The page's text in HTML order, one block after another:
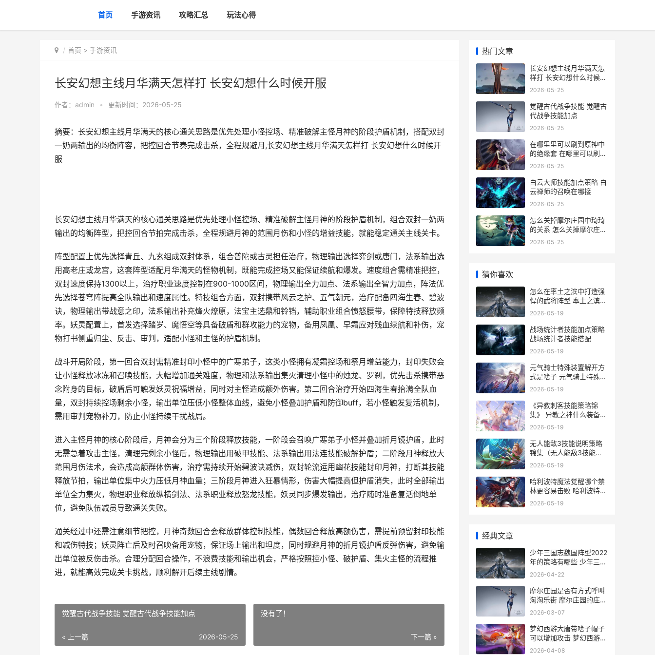
首页 手游资讯 攻略汇总 玩法心得
首页 > 手游资讯
长安幻想主线月华满天怎样打 长安幻想什么时候开服
作者： admin • 更新时间：2026-05-25
摘要：长安幻想主线月华满天的核心通关思路是优先处理小怪控场、精准破解主怪月神的阶段护盾机制，搭配双封
一奶两输出的均衡阵容，把控回合节奏完成击杀，全程规避月,长安幻想主线月华满天怎样打 长安幻想什么时候开
服
长安幻想主线月华满天的核心通关思路是优先处理小怪控场、精准破解主怪月神的阶段护盾机制，组合双封一奶两
输出的均衡阵型，把控回合节拍完成击杀，全程规避月神的范围月伤和小怪的增益技能，就能稳定通关主线关卡。
阵型配置上优先选择青丘、九玄组成双封体系，组合普陀或古灵担任治疗，物理输出选择弈剑或唐门，法系输出选
用高老庄或龙宫，这套阵型适配月华满天的怪物机制，既能完成控场又能保证续航和爆发。速度组合需精准把控，
双封速度保持1300以上，治疗职业速度控制在900-1000区间，物理输出全力加点、法系输出全智力加点，阵法优
先选择苍穹阵提高全队输出和速度属性。特技组合方面，双封携带风云之护、五气朝元，治疗配备四海生春、碧波
诀，物理输出带战意之印，法系输出补充烽火燎原，法宝主选鼎和铃铛，辅助职业组合愤怒腰带，保障特技释放频
率。妖灵配置上，首发选择踏岁、魔悟空等具备破盾和群攻能力的宠物，备用凤凰、早霜应对残血续航和补伤，宠
物打书侧重归尘、反击、审判，适配小怪和主怪的护盾机制。
战斗开局阶段，第一回合双封需精准封印小怪中的广寒弟子，这类小怪拥有凝霜控场和祭月增益能力，封印失败会
让小怪释放冰冻和召唤技能，大幅增加通关难度，物理和法系输出集火清理小怪中的烛龙、罗刹，优先击杀携带恶
念附身的目标，破盾后可触发妖灵祝福增益，同时对主怪造成额外伤害。第二回合治疗开始四海生春抬满全队血
量，双封持续控场剩余小怪，输出单位压低小怪整体血线，避免小怪叠加护盾和防御buff，若小怪触发复活机制，
需用审判宠物补刀，防止小怪持续干扰战局。
进入主怪月神的核心阶段后，月神会分为三个阶段释放技能，一阶段会召唤广寒弟子小怪并叠加折月镜护盾，此时
无需急着攻击主怪，清理完剩余小怪后，物理输出用破甲技能、法系输出用法连技能破解护盾；二阶段月神释放大
范围月伤法术，会造成高额群体伤害，治疗需持续开始碧波诀减伤，双封轮流运用幽花技能封印月神，打断其技能
释放节拍，输出单位集中火力压低月神血量；三阶段月神进入狂暴情形，伤害大幅提高但护盾消失，此时全部输出
单位全力集火，物理职业释放纵横剑法、法系职业释放怒龙技能，妖灵同步爆发输出，治疗随时准备复活倒地单
位，避免队伍减员导致通关失败。
通关经过中还需注意细节把控，月神奇数回合会释放群体控制技能，偶数回合释放高额伤害，需提前预留封印技能
和减伤特技；妖灵阵亡后及时召唤备用宠物，保证场上输出和坦度，同时规避月神的折月镜护盾反弹伤害，避免输
出单位被反伤击杀。合理分配回合操作，不浪费技能和输出机会，严格按照控小怪、破护盾、集火主怪的流程推
进，就能高效完成关卡挑战，顺利解开后续主线剧情。
觉醒古代战争技能 觉醒古代战争技能加点
« 上一篇 2026-05-25
没有了！
下一篇 »
热门文章
长安幻想主线月华满天怎
样打 长安幻想什么时候开
服
2026-05-25
觉醒古代战争技能 觉醒古
代战争技能加点
2026-05-25
在哪里里可以刷到原神中
的绝缘套 在哪里可以刷
pos机
2026-05-25
白云大师技能加点策略 白
云禅师的召唤在哪接
2026-05-25
怎么关掉摩尔庄园中琦琦
的关系 怎么关掉摩尔庄园
的声音
2026-05-25
猜你喜欢
怎么在率土之滨中打造强
悍的武将阵型 率土之滨游
戏如何
2026-05-19
战场统计者技能加点策略
战场统计者技能搭配
2026-05-19
元气骑士特殊装置解开方
式是啥子 元气骑士特殊效
果大全
2026-05-19
《异教刺客技能策略锦
集》 异教之神什么装备最
好
2026-05-19
无人能敌3技能说明策略
锦集（无人能敌3技能综
合分析 无人能敌无人能挡
2026-05-19
哈利波特魔法觉醒哪个禁
林更容易击败 哈利波特魔
法觉醒卡牌图鉴
2026-05-19
经典文章
少年三国志魏国阵型2022
年的策略有哪些 少年三国
志魏国阵容
2026-04-22
摩尔庄园是否有方式呼叫
淘淘乐街 摩尔庄园的庄园
在哪
2026-03-07
梦幻西游大唐带啥子帽子
可以增加攻击 梦幻西游大
唐带什么力量套
2026-04-08